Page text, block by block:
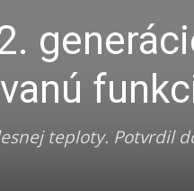
teploty. Potvrdil